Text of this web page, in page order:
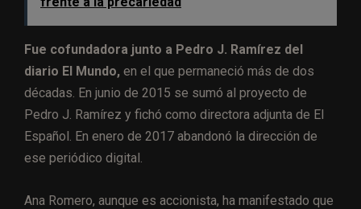
Fue cofundadora junto a Pedro J. Ramírez del
diario El Mundo, en el que permaneció más de dos
décadas.​ En junio de 2015 se sumó al proyecto de
Pedro J. Ramírez y fichó como directora adjunta de El
Español.​ En enero de 2017 abandonó la dirección de
ese periódico digital.​
Ana Romero, aunque es accionista, ha manifestado que